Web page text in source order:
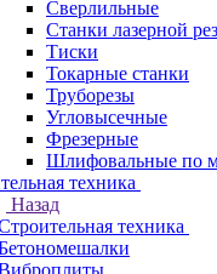
Сверлильные
Станки лазерной
Тиски
Токарные станки
Труборезы
Угловысечные
Фрезерные
Шлифовальные по
техника
Назад
техника